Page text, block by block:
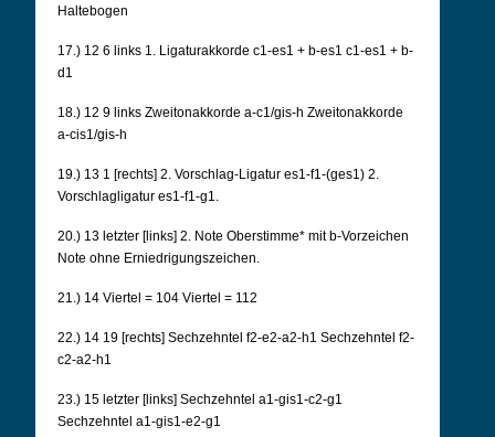
Haltebogen
17.) 12 6 links 1. Ligaturakkorde c1-es1 + b-es1 c1-es1 + b-
d1
18.) 12 9 links Zweitonakkorde a-c1/gis-h Zweitonakkorde
a-cis1/gis-h
19.) 13 1 [rechts] 2. Vorschlag-Ligatur es1-f1-(ges1) 2.
Vorschlagligatur es1-f1-g1.
20.) 13 letzter [links] 2. Note Oberstimme* mit b-Vorzeichen
Note ohne Erniedrigungszeichen.
21.) 14 Viertel = 104 Viertel = 112
22.) 14 19 [rechts] Sechzehntel f2-e2-a2-h1 Sechzehntel f2-
c2-a2-h1
23.) 15 letzter [links] Sechzehntel a1-gis1-c2-g1
Sechzehntel a1-gis1-e2-g1